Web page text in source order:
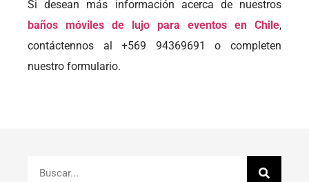
Si desean más información acerca de nuestros
baños móviles de lujo para eventos en Chile,
contáctennos al +569 94369691 o completen
nuestro formulario.